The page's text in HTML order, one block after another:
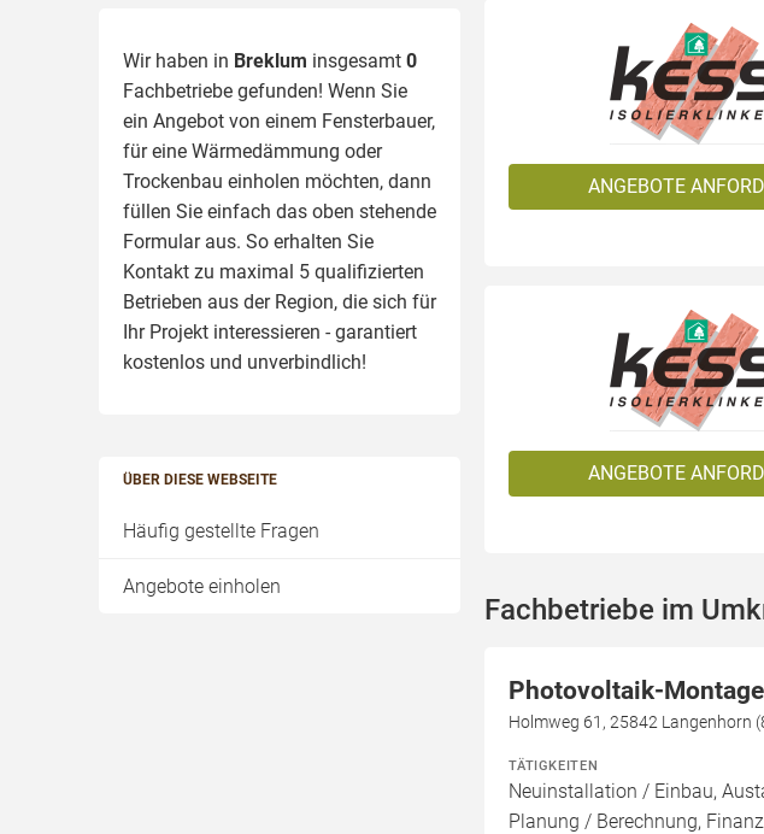
Wir haben in Breklum insgesamt 0
Fachbetriebe gefunden! Wenn Sie
ein Angebot von einem Fensterbauer,
für eine Wärmedämmung oder
Trockenbau einholen möchten, dann
füllen Sie einfach das oben stehende
Formular aus. So erhalten Sie
Kontakt zu maximal 5 qualifizierten
Betrieben aus der Region, die sich für
Ihr Projekt interessieren - garantiert
kostenlos und unverbindlich!
ÜBER DIESE WEBSEITE
Häufig gestellte Fragen
Angebote einholen
ANGEBOTE
ANGEBOTE
Fachbetriebe im
Photovoltaik-
Holmweg 61, 25842 Langenhorn
TÄTIGKEITEN
Neuinstallation / Einbau,
Planung / Berechnung,